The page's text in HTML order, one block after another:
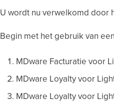
U wordt nu verwelkomd door
Begin met het gebruik van
MDware Facturatie voor
MDware Loyalty voor
MDware Loyalty voor